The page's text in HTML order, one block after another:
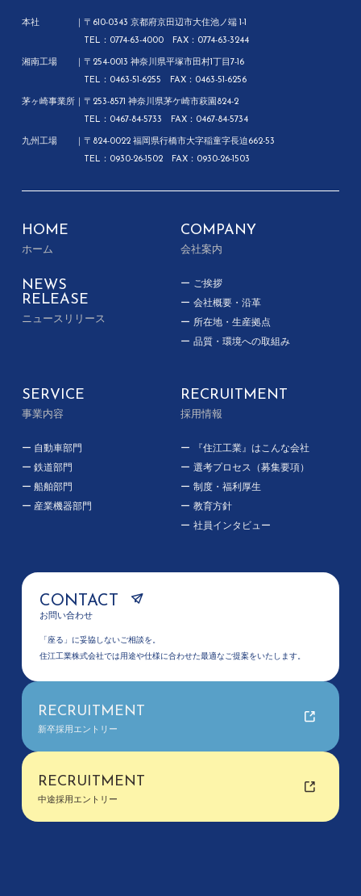
本社
〒610-0343 京都府京田辺市大住池ノ端 1-1
TEL：0774-63-4000 FAX：0774-63-3244
湘南工場
〒254-0013 神奈川県平塚市田村1丁目7-16
TEL：0463-51-6255 FAX：0463-51-6256
茅ヶ崎事業所
〒253-8571 神奈川県茅ケ崎市萩園824-2
TEL：0467-84-5733 FAX：0467-84-5734
九州工場
〒824-0022 福岡県行橋市大字稲童字長迫662-53
TEL：0930-26-1502 FAX：0930-26-1503
HOME
ホーム
NEWS
RELEASE
ニュースリリース
COMPANY
会社案内
ご挨拶
会社概要・沿革
所在地・生産拠点
品質・環境への取組み
SERVICE
事業内容
自動車部門
鉄道部門
船舶部門
産業機器部門
RECRUITMENT
採用情報
『住江工業』はこんな会社
選考プロセス（募集要項）
制度・福利厚生
教育方針
社員インタビュー
CONTACT
お問い合わせ
「座る」に妥協しないご相談を。
住江工業株式会社では用途や仕様に合わせた最適なご提案をいたします。
RECRUITMENT
新卒採用エントリー
RECRUITMENT
中途採用エントリー